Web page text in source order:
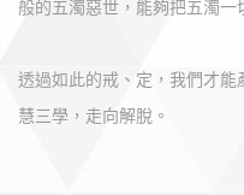
般的五濁惡世，能夠把五濁一
透過如此的戒、定，我們才能
慧三學，走向解脫。